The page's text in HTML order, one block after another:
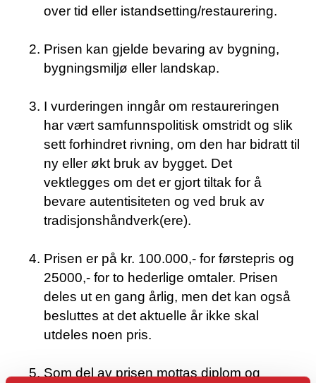
over tid eller istandsetting/restaurering.
Prisen kan gjelde bevaring av bygning,
bygningsmiljø eller landskap.
I vurderingen inngår om restaureringen
har vært samfunnspolitisk omstridt og slik
sett forhindret rivning, om den har bidratt til
ny eller økt bruk av bygget. Det
vektlegges om det er gjort tiltak for å
bevare autentisiteten og ved bruk av
tradisjonshåndverk(ere).
Prisen er på kr. 100.000,- for førstepris og
25000,- for to hederlige omtaler. Prisen
deles ut en gang årlig, men det kan også
besluttes at det aktuelle år ikke skal
utdeles noen pris.
Som del av prisen mottas diplom og